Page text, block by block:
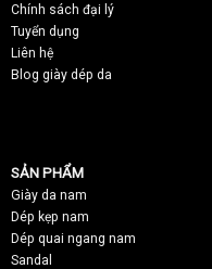
Chính sách đại lý
Tuyển dụng
Liên hệ
Blog giày dép da
SẢN PHẨM
Giày da nam
Dép kẹp nam
Dép quai ngang nam
Sandal